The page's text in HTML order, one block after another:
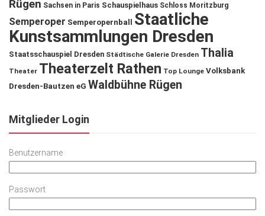
Rügen Sachsen in Paris Schauspielhaus Schloss Moritzburg
Semperoper Semperopernball
Staatliche
Kunstsammlungen Dresden
Staatsschauspiel Dresden Städtische Galerie Dresden Thalia
Theater Theaterzelt Rathen Top Lounge Volksbank
Dresden-Bautzen eG Waldbühne Rügen
Mitglieder Login
Benutzername
Passwort